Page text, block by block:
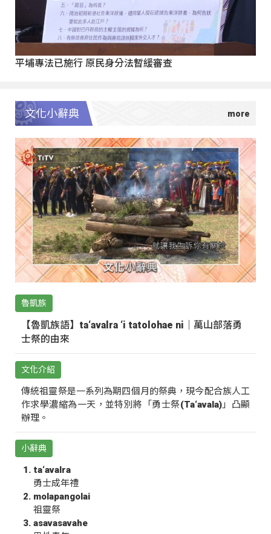
平埔專法已施行 原民身分法暫緩審查
文化小辭典
魯凱族
【魯凱族語】ta‘avalra ‘i tatolohae ni｜萬山部落勇
士祭的由來
文化介紹
傳統祖靈祭是一系列為期四個月的祭典，現今配合族人工
作求學濃縮為一天，並特別將「勇士祭(Ta‘avala)」凸顯
辦理。
小辭典
ta‘avalra
勇士成年禮
molapangolai
祖靈祭
asavasavahe